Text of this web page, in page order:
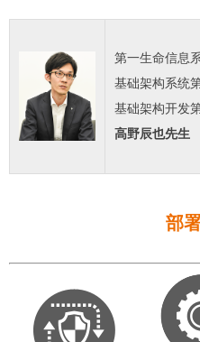
第一生命信息
基础架构系统
基础架构开发
高野辰也先生
部